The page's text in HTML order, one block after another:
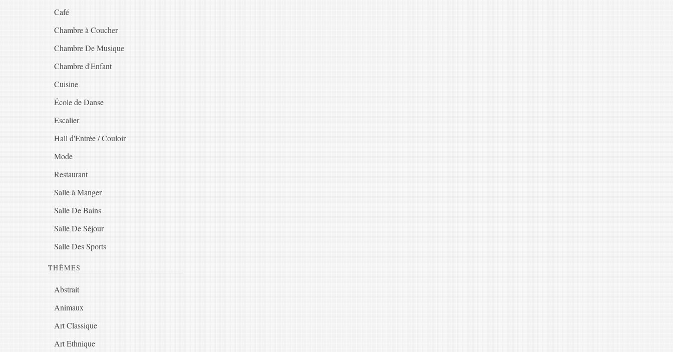
Café
Chambre à Coucher
Chambre De Musique
Chambre d'Enfant
Cuisine
École de Danse
Escalier
Hall d'Entrée / Couloir
Mode
Restaurant
Salle à Manger
Salle De Bains
Salle De Séjour
Salle Des Sports
THÈMES
Abstrait
Animaux
Art Classique
Art Ethnique